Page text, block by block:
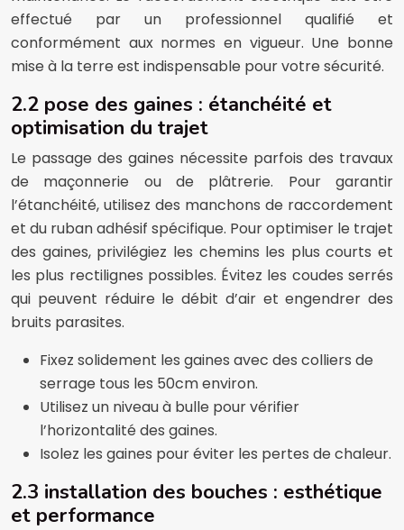
effectué par un professionnel qualifié et
conformément aux normes en vigueur. Une bonne
mise à la terre est indispensable pour votre sécurité.
2.2 pose des gaines : étanchéité et
optimisation du trajet
Le passage des gaines nécessite parfois des travaux
de maçonnerie ou de plâtrerie. Pour garantir
l’étanchéité, utilisez des manchons de raccordement
et du ruban adhésif spécifique. Pour optimiser le trajet
des gaines, privilégiez les chemins les plus courts et
les plus rectilignes possibles. Évitez les coudes serrés
qui peuvent réduire le débit d’air et engendrer des
bruits parasites.
Fixez solidement les gaines avec des colliers de
serrage tous les 50cm environ.
Utilisez un niveau à bulle pour vérifier
l’horizontalité des gaines.
Isolez les gaines pour éviter les pertes de chaleur.
2.3 installation des bouches : esthétique
et performance